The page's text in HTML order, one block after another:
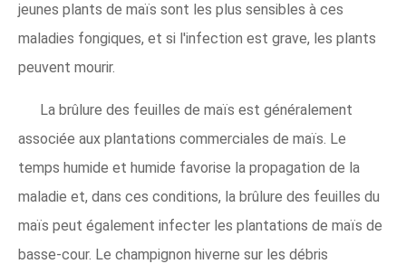
jeunes plants de maïs sont les plus sensibles à ces
maladies fongiques, et si l'infection est grave, les plants
peuvent mourir.
La brûlure des feuilles de maïs est généralement
associée aux plantations commerciales de maïs. Le
temps humide et humide favorise la propagation de la
maladie et, dans ces conditions, la brûlure des feuilles du
maïs peut également infecter les plantations de maïs de
basse-cour. Le champignon hiverne sur les débris